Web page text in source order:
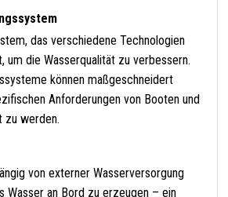
das verschiedene Technologien
um die Wasserqualität zu verbessern.
können maßgeschneidert
Anforderungen von Booten und
zu werden.
von externer Wasserversorgung
Wasser an Bord zu erzeugen – ein